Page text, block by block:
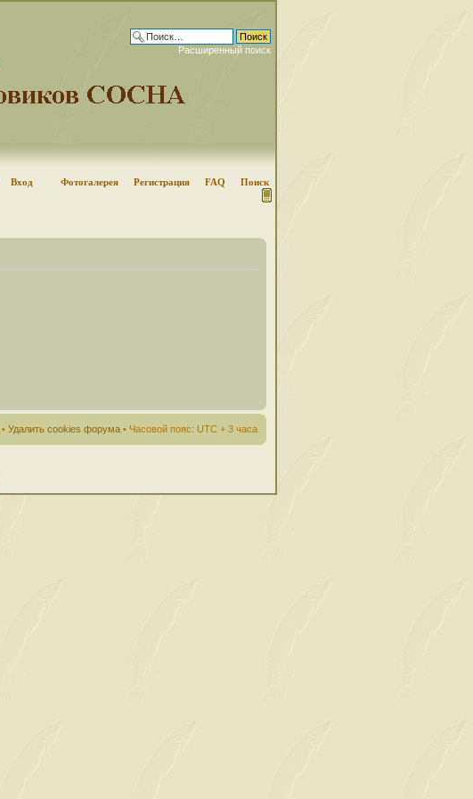
Расширенный поиск
Вход Фотогалерея Регистрация FAQ Поиск
• Удалить cookies форума • Часовой пояс: UTC + 3 часа